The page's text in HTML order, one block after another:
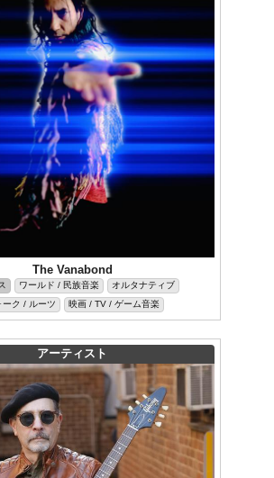
The Vanabond
ワールド / 民族音楽
オルタナティブ
ーク / ルーツ
映画 / TV / ゲーム音楽
アーティスト